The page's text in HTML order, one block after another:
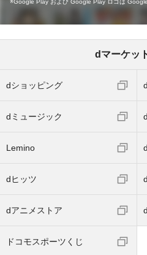
Google Play および Google Play ロゴは Google
dマーケッ
dショッピング
dミュージック
Lemino
dヒッツ
dアニメストア
ドコモスポーツくじ